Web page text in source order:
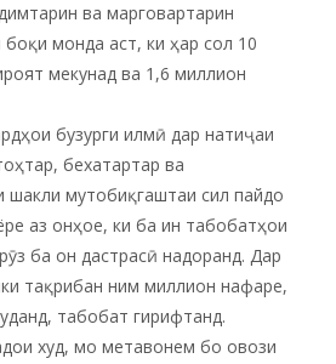
ва марговартарин
монда аст, ки ҳар сол 10
мекунад ва 1,6 миллион
бузурги илмӣ дар натиҷаи
бехатартар ва
шакли мутобиқгаштаи сил пайдо
аз онҳое, ки ба ин табобатҳои
ба он дастрасӣ надоранд. Дар
тақрибан ним миллион нафаре,
табобат гирифтанд.
худ, мо метавонем бо овози